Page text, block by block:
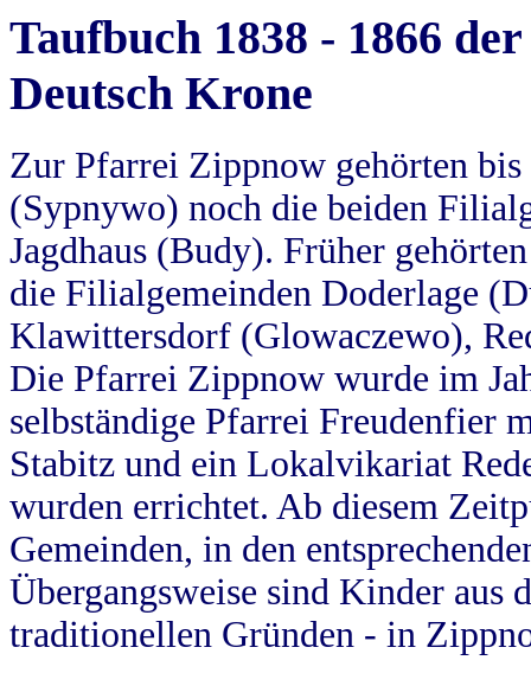
Taufbuch 1838 - 1866
Deutsch Krone
Zur Pfarrei Zippnow gehörten
(Sypnywo) noch die beiden
Jagdhaus (Budy). Früher
die Filialgemeinden Doderlage
Klawittersdorf (Glowaczewo),
Die Pfarrei Zippnow wurde im
selbständige Pfarrei Freudenfier
Stabitz und ein Lokalvikariat
wurden errichtet. Ab diesem
Gemeinden, in den
Übergangsweise sind Kinder aus
traditionellen Gründen - in